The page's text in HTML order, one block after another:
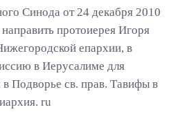
Синода от 24 декабря 2010
протоиерея Игоря
епархии, в
в Иерусалиме для
в Подворье св. прав. Тавифы в
ru